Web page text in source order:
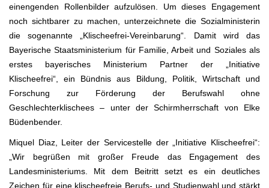
einengenden Rollenbilder aufzulösen. Um dieses Engagement
noch sichtbarer zu machen, unterzeichnete die Sozialministerin
die sogenannte „Klischeefrei-Vereinbarung“. Damit wird das
Bayerische Staatsministerium für Familie, Arbeit und Soziales als
erstes bayerisches Ministerium Partner der „Initiative
Klischeefrei“, ein Bündnis aus Bildung, Politik, Wirtschaft und
Forschung zur Förderung der Berufswahl ohne
Geschlechterklischees – unter der Schirmherrschaft von Elke
Büdenbender.
Miquel Diaz, Leiter der Servicestelle der „Initiative Klischeefrei“:
„Wir begrüßen mit großer Freude das Engagement des
Landesministeriums. Mit dem Beitritt setzt es ein deutliches
Zeichen für eine klischeefreie Berufs- und Studienwahl und stärkt